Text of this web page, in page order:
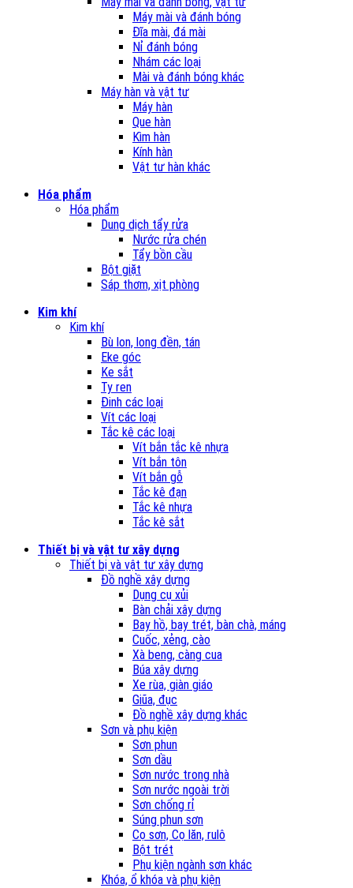
Máy mài và đánh bóng
Đĩa mài, đá mài
Nỉ đánh bóng
Nhám các loại
Mài và đánh bóng khác
Máy hàn và vật tư
Máy hàn
Que hàn
Kìm hàn
Kính hàn
Vật tư hàn khác
Hóa phẩm
Hóa phẩm
Dung dịch tẩy rửa
Nước rửa chén
Tẩy bồn cầu
Bột giặt
Sáp thơm, xịt phòng
Kim khí
Kim khí
Bù lon, long đền, tán
Eke góc
Ke sắt
Ty ren
Đinh các loại
Vít các loại
Tắc kê các loại
Vít bắn tắc kê nhựa
Vít bắn tôn
Vít bắn gỗ
Tắc kê đạn
Tắc kê nhựa
Tắc kê sắt
Thiết bị và vật tư xây dựng
Thiết bị và vật tư xây dựng
Đồ nghề xây dựng
Dụng cụ xủi
Bàn chải xây dựng
Bay hồ, bay trét, bàn chà, máng
Cuốc, xẻng, cào
Xà beng, càng cua
Búa xây dựng
Xe rùa, giàn giáo
Giũa, đục
Đồ nghề xây dựng khác
Sơn và phụ kiện
Sơn phun
Sơn dầu
Sơn nước trong nhà
Sơn nước ngoài trời
Sơn chống rỉ
Súng phun sơn
Cọ sơn, Cọ lăn, rulô
Bột trét
Phụ kiện ngành sơn khác
Khóa, ổ khóa và phụ kiện